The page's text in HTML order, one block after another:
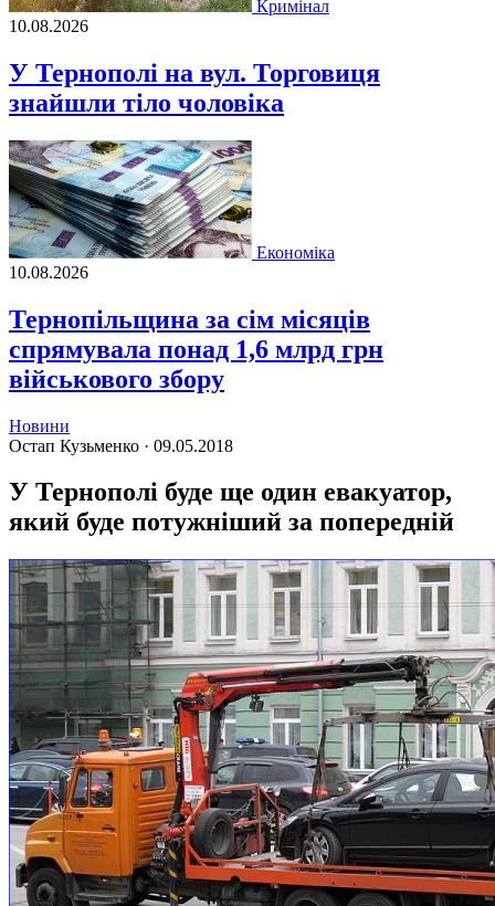
Кримінал
10.08.2026
У Тернополі на вул. Торговиця
знайшли тіло чоловіка
Економіка
10.08.2026
Тернопільщина за сім місяців
спрямувала понад 1,6 млрд грн
військового збору
Новини
Остап Кузьменко · 09.05.2018
У Тернополі буде ще один евакуатор,
який буде потужніший за попередній